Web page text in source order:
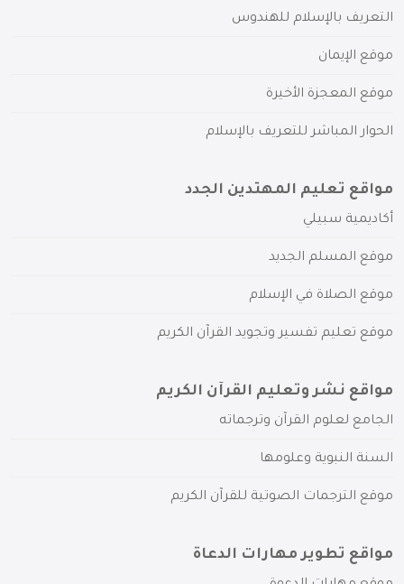
التعريف بالإسلام للهندوس
موقع الإيمان
موقع المعجزة الأخيرة
الحوار المباشر للتعريف بالإسلام
مواقع تعليم المهتدين الجدد
أكاديمية سبيلي
موقع المسلم الجديد
موقع الصلاة في الإسلام
موقع تعليم تفسير وتجويد القرآن الكريم
مواقع نشر وتعليم القرآن الكريم
الجامع لعلوم القرآن وترجماته
السنة النبوية وعلومها
موقع الترجمات الصوتية للقرآن الكريم
مواقع تطوير مهارات الدعاة